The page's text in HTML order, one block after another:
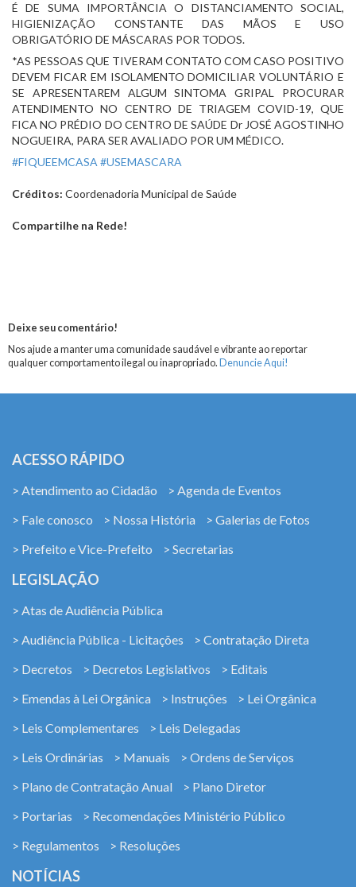
É DE SUMA IMPORTÂNCIA O DISTANCIAMENTO SOCIAL,
HIGIENIZAÇÃO CONSTANTE DAS MÃOS E USO
OBRIGATÓRIO DE MÁSCARAS POR TODOS.
*AS PESSOAS QUE TIVERAM CONTATO COM CASO POSITIVO
DEVEM FICAR EM ISOLAMENTO DOMICILIAR VOLUNTÁRIO E
SE APRESENTAREM ALGUM SINTOMA GRIPAL PROCURAR
ATENDIMENTO NO CENTRO DE TRIAGEM COVID-19, QUE
FICA NO PRÉDIO DO CENTRO DE SAÚDE Dr JOSÉ AGOSTINHO
NOGUEIRA, PARA SER AVALIADO POR UM MÉDICO.
#FIQUEEMCASA#USEMASCARA
Créditos: Coordenadoria Municipal de Saúde
Compartilhe na Rede!
Deixe seu comentário!
Nos ajude a manter uma comunidade saudável e vibrante ao reportar
qualquer comportamento ilegal ou inapropriado. Denuncie Aqui!
ACESSO RÁPIDO
> Atendimento ao Cidadão
> Agenda de Eventos
> Fale conosco
> Nossa História
> Galerias de Fotos
> Prefeito e Vice-Prefeito
> Secretarias
LEGISLAÇÃO
> Atas de Audiência Pública
> Audiência Pública - Licitações
> Contratação Direta
> Decretos
> Decretos Legislativos
> Editais
> Emendas à Lei Orgânica
> Instruções
> Lei Orgânica
> Leis Complementares
> Leis Delegadas
> Leis Ordinárias
> Manuais
> Ordens de Serviços
> Plano de Contratação Anual
> Plano Diretor
> Portarias
> Recomendações Ministério Público
> Regulamentos
> Resoluções
NOTÍCIAS